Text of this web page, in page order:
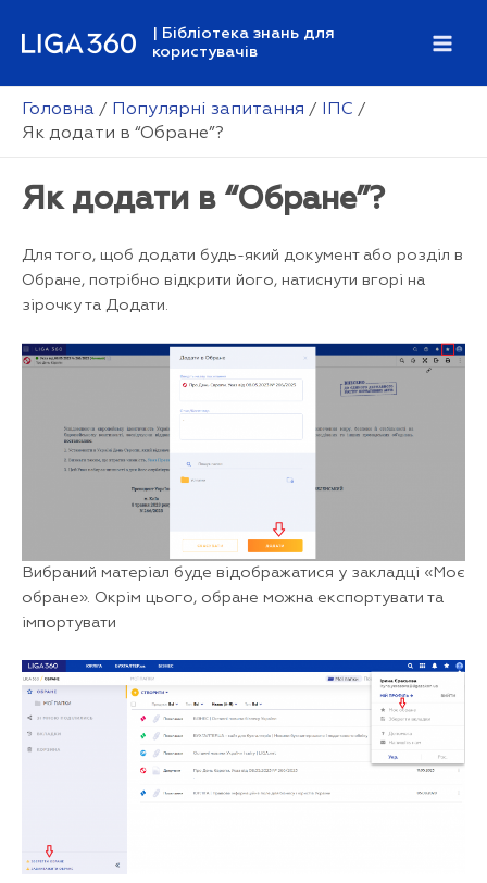
| Бібліотека знань для
користувачів
Головна Популярні запитання
ІПС
Як додати в “Обране”?
Як додати в “Обране”?
Для того, щоб додати будь-який документ або розділ в
Обране, потрібно відкрити його, натиснути вгорі на
зірочку та Додати.
Вибраний матеріал буде відображатися у закладці «Моє
обране». Окрім цього, обране можна експортувати та
імпортувати